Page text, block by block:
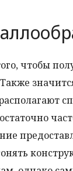
чтобы